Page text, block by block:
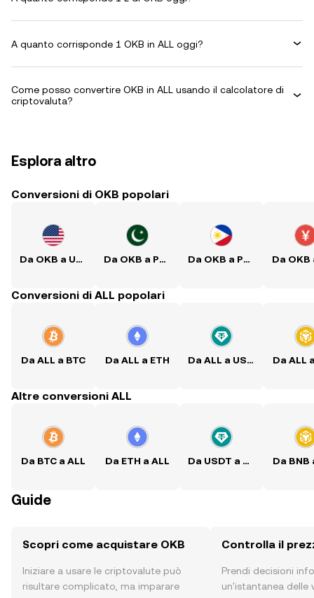
A quanto corrisponde 1 OKB in ALL oggi?
Come posso convertire OKB in ALL usando il calcolatore di
criptovaluta?
Esplora altro
Conversioni di OKB popolari
Da OKB a USD Da OKB a PKR Da OKB a PHP
Conversioni di ALL popolari
Da ALL a BTC Da ALL a ETH Da ALL a USDT Da ALL
Altre conversioni ALL
Da BTC a ALL Da ETH a ALL Da USDT a ALL Da BNB
Guide
Scopri come acquistare OKB
Iniziare a usare le criptovalute può
risultare complicato, ma imparare
Controlla il
Prendi decisioni
un'istantanea delle